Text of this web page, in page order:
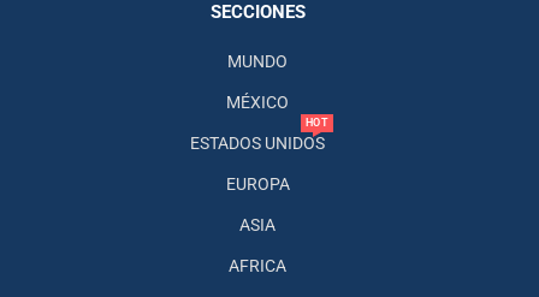
SECCIONES
MUNDO
MÉXICO
ESTADOS UNIDOS
HOT
EUROPA
ASIA
AFRICA